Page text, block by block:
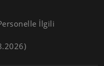
İlgili